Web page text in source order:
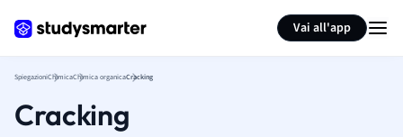
Vai all'app
SpiegazioniChimicaChimica organicaCracking
Cracking
Summarize page